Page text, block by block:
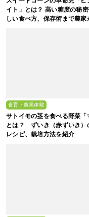
イト」とは？ 高い糖度の秘
しい食べ方、保存術まで農家
食育・農業体験
サトイモの茎を食べる野菜「
とは？ ずいき（赤ずいき）
レシピ、栽培方法を紹介